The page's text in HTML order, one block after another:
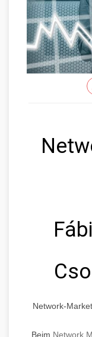
Network-
Beim Network